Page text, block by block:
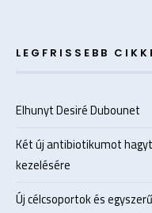
LEGFRISSEBB
Elhunyt Desiré Dubounet
Két új antibiotikumot
kezelésére
Új célcsoportok és